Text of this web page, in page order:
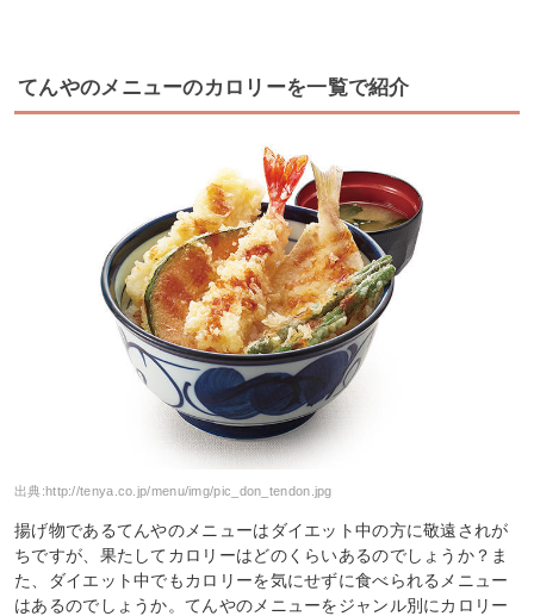
てんやのメニューのカロリーを一覧で紹介
出典:http://tenya.co.jp/menu/img/pic_don_tendon.jpg
揚げ物であるてんやのメニューはダイエット中の方に敬遠されが
ちですが、果たしてカロリーはどのくらいあるのでしょうか？ま
た、ダイエット中でもカロリーを気にせずに食べられるメニュー
はあるのでしょうか。てんやのメニューをジャンル別にカロリー